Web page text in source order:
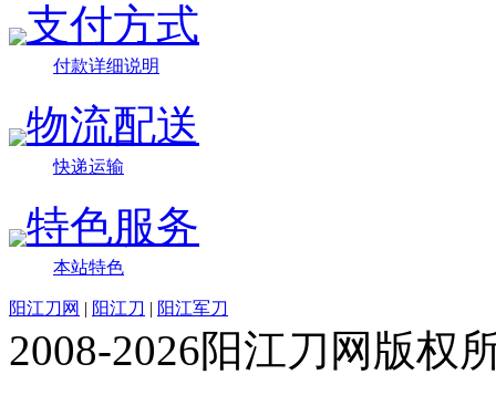
支付方式
付款详细说明
物流配送
快递运输
特色服务
本站特色
阳江刀网 | 阳江刀 | 阳江军刀
2008-2026阳江刀网版权